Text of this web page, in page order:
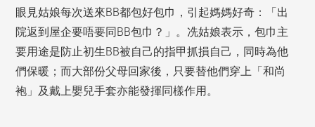
眼見姑娘每次送來BB都包好包巾，引起媽媽好奇：「出
院返到屋企要唔要同BB包巾？」。冼姑娘表示，包巾主
要用途是防止初生BB被自己的指甲抓損自己，同時為他
們保暖；而大部份父母回家後，只要替他們穿上「和尚
袍」及戴上嬰兒手套亦能發揮同樣作用。